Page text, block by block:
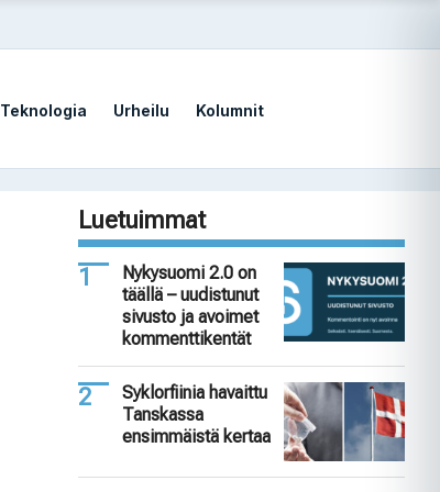
Teknologia Urheilu Kolumnit
Luetuimmat
Nykysuomi 2.0 on
täällä – uudistunut
sivusto ja avoimet
kommenttikentät
Syklorfiinia havaittu
Tanskassa
ensimmäistä kertaa